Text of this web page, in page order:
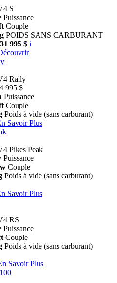
S
Puissance
Couple
POIDS SANS CARBURANT
995 $ i
Rally
995 $
Puissance
Couple
Poids à vide (sans carburant)
Savoir Plus
Pikes Peak
Puissance
Couple
Poids à vide (sans carburant)
Savoir Plus
RS
Puissance
Couple
Poids à vide (sans carburant)
Savoir Plus